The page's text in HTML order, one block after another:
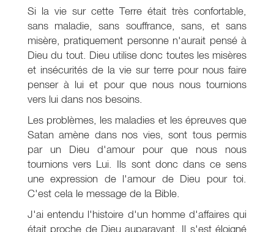
Si la vie sur cette Terre était très confortable,
sans maladie, sans souffrance, sans, et sans
misère, pratiquement personne n'aurait pensé à
Dieu du tout. Dieu utilise donc toutes les misères
et insécurités de la vie sur terre pour nous faire
penser à lui et pour que nous nous tournions
vers lui dans nos besoins.
Les problèmes, les maladies et les épreuves que
Satan amène dans nos vies, sont tous permis
par un Dieu d'amour pour que nous nous
tournions vers Lui. Ils sont donc dans ce sens
une expression de l'amour de Dieu pour toi.
C'est cela le message de la Bible.
J'ai entendu l'histoire d'un homme d'affaires qui
était proche de Dieu auparavant. Il s'est éloigné